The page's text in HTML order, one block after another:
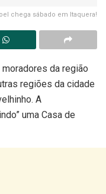
chega sábado em Itaquera!
da região
regiões da cidade
A
uma Casa de